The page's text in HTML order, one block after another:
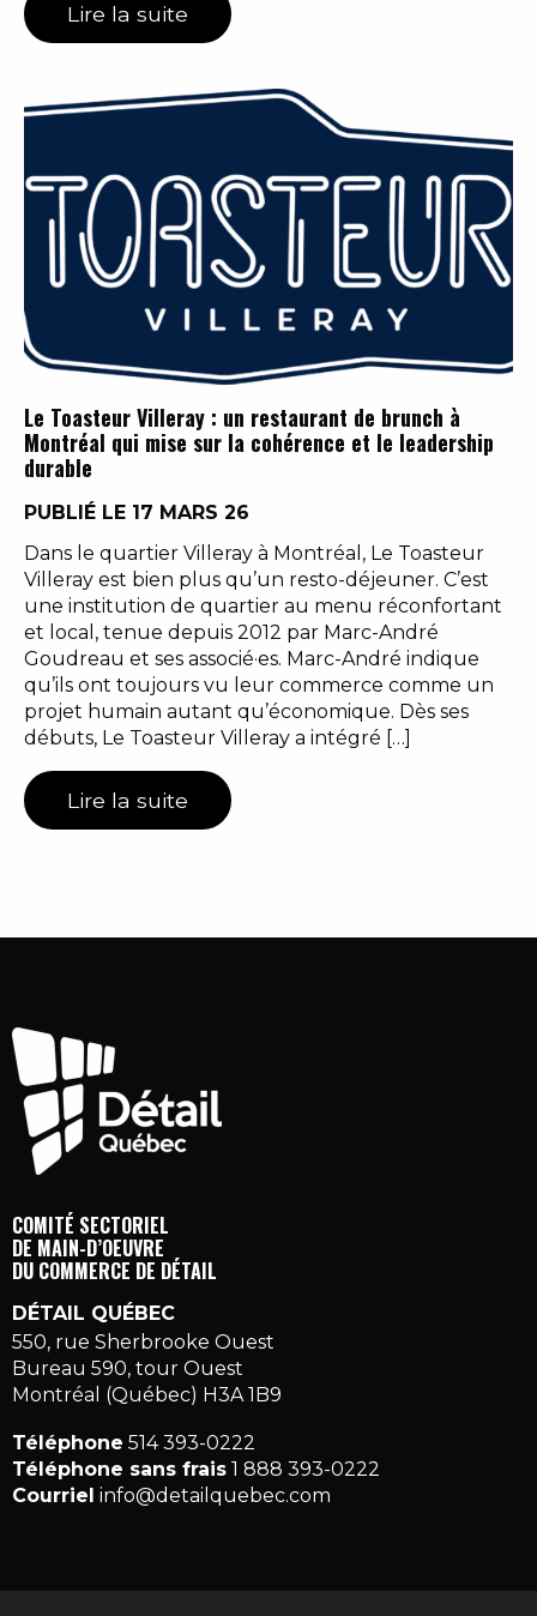
Lire la suite
Le Toasteur Villeray : un restaurant de brunch à
Montréal qui mise sur la cohérence et le leadership
durable
PUBLIÉ LE 17 MARS 26
Dans le quartier Villeray à Montréal, Le Toasteur
Villeray est bien plus qu’un resto-déjeuner. C’est
une institution de quartier au menu réconfortant
et local, tenue depuis 2012 par Marc-André
Goudreau et ses associé·es. Marc-André indique
qu’ils ont toujours vu leur commerce comme un
projet humain autant qu’économique. Dès ses
débuts, Le Toasteur Villeray a intégré […]
Lire la suite
COMITÉ SECTORIEL
DE MAIN-D’OEUVRE
DU COMMERCE DE DÉTAIL
DÉTAIL QUÉBEC
550, rue Sherbrooke Ouest
Bureau 590, tour Ouest
Montréal (Québec) H3A 1B9
Téléphone 514 393-0222
Téléphone sans frais 1 888 393-0222
Courriel info@detailquebec.com